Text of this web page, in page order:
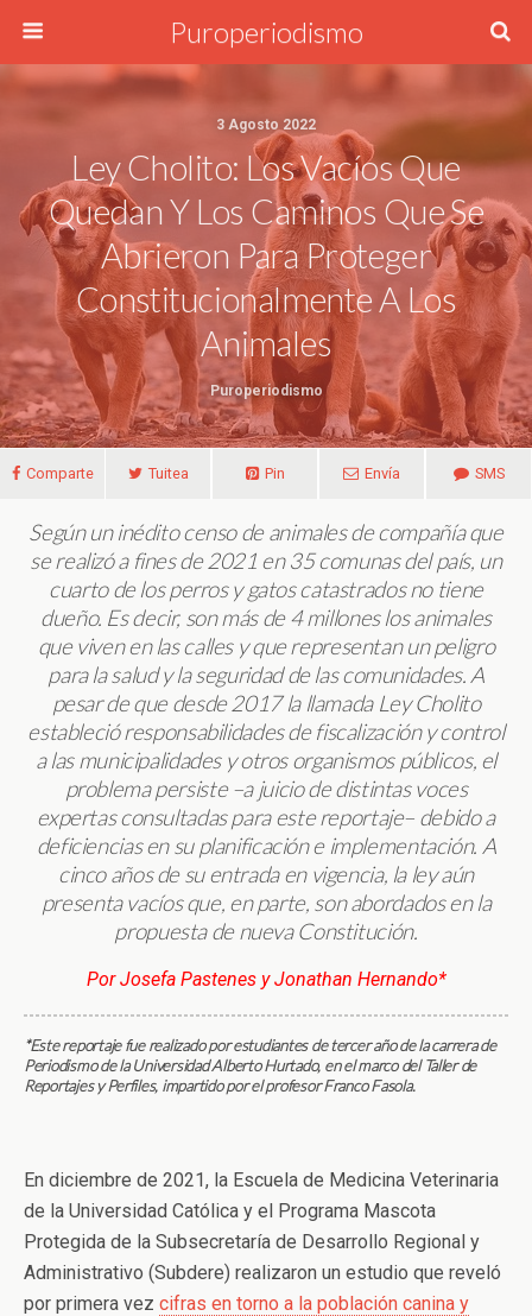
Puroperiodismo
3 Agosto 2022
Ley Cholito: Los Vacíos Que
Quedan Y Los Caminos Que Se
Abrieron Para Proteger
Constitucionalmente A Los
Animales
Puroperiodismo
Comparte Tuitea Pin Envía SMS
Según un inédito censo de animales de compañía que
se realizó a fines de 2021 en 35 comunas del país, un
cuarto de los perros y gatos catastrados no tiene
dueño. Es decir, son más de 4 millones los animales
que viven en las calles y que representan un peligro
para la salud y la seguridad de las comunidades. A
pesar de que desde 2017 la llamada Ley Cholito
estableció responsabilidades de fiscalización y control
a las municipalidades y otros organismos públicos, el
problema persiste –a juicio de distintas voces
expertas consultadas para este reportaje– debido a
deficiencias en su planificación e implementación. A
cinco años de su entrada en vigencia, la ley aún
presenta vacíos que, en parte, son abordados en la
propuesta de nueva Constitución.
Por Josefa Pastenes y Jonathan Hernando*
*Este reportaje fue realizado por estudiantes de tercer año de la carrera de
Periodismo de la Universidad Alberto Hurtado, en el marco del Taller de
Reportajes y Perfiles, impartido por el profesor Franco Fasola.
En diciembre de 2021, la Escuela de Medicina Veterinaria
de la Universidad Católica y el Programa Mascota
Protegida de la Subsecretaría de Desarrollo Regional y
Administrativo (Subdere) realizaron un estudio que reveló
por primera vez cifras en torno a la población canina y